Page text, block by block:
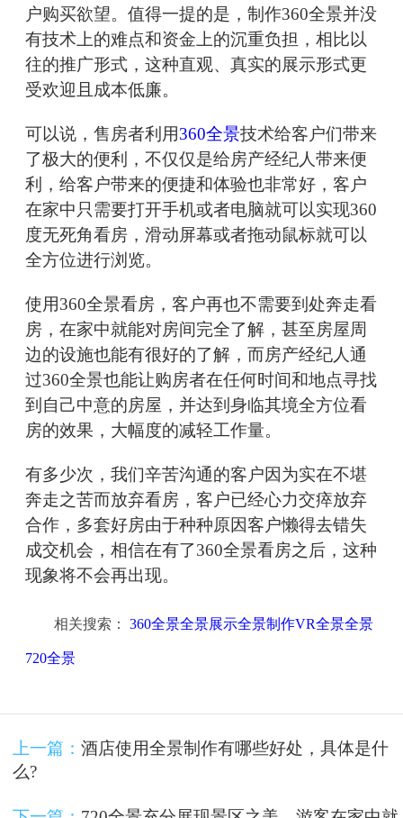
户购买欲望。值得一提的是，制作360全景并没
有技术上的难点和资金上的沉重负担，相比以
往的推广形式，这种直观、真实的展示形式更
受欢迎且成本低廉。
可以说，售房者利用360全景技术给客户们带来
了极大的便利，不仅仅是给房产经纪人带来便
利，给客户带来的便捷和体验也非常好，客户
在家中只需要打开手机或者电脑就可以实现360
度无死角看房，滑动屏幕或者拖动鼠标就可以
全方位进行浏览。
使用360全景看房，客户再也不需要到处奔走看
房，在家中就能对房间完全了解，甚至房屋周
边的设施也能有很好的了解，而房产经纪人通
过360全景也能让购房者在任何时间和地点寻找
到自己中意的房屋，并达到身临其境全方位看
房的效果，大幅度的减轻工作量。
有多少次，我们辛苦沟通的客户因为实在不堪
奔走之苦而放弃看房，客户已经心力交瘁放弃
合作，多套好房由于种种原因客户懒得去错失
成交机会，相信在有了360全景看房之后，这种
现象将不会再出现。
相关搜索： 360全景全景展示全景制作VR全景全景
720全景
上一篇： 酒店使用全景制作有哪些好处，具体是什
么?